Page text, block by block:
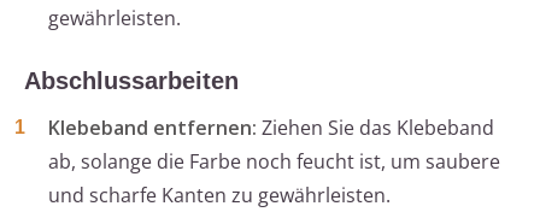
gewährleisten.
Abschlussarbeiten
Klebeband entfernen: Ziehen Sie das Klebeband
ab, solange die Farbe noch feucht ist, um saubere
und scharfe Kanten zu gewährleisten.